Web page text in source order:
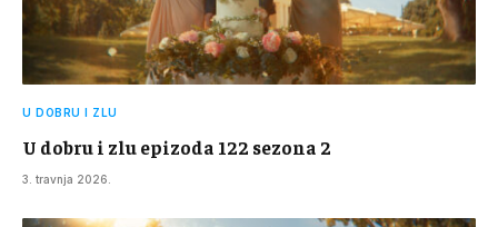
U DOBRU I ZLU
U dobru i zlu epizoda 122 sezona 2
3. travnja 2026.